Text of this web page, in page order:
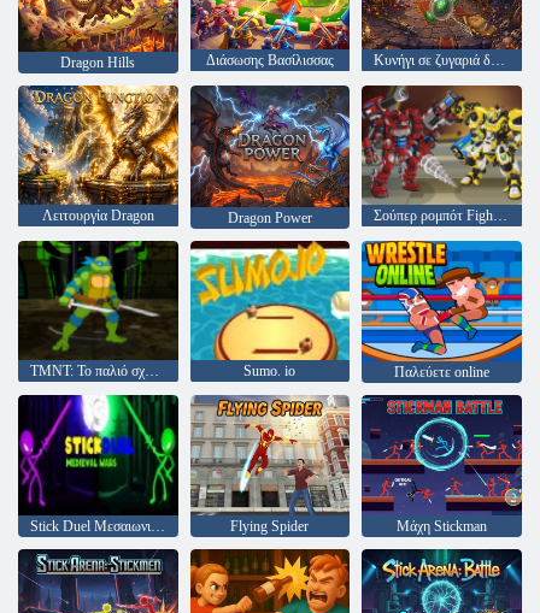
Dragon Hills Διάσωσης Βασίλισσας Κυνήγι σε ζυγαριά δράκου
Λειτουργία Dragon Dragon Power Σούπερ ρομπότ Fighter 2
TMNT: Το παλιό σχολείο του Kickin 'It Sumo. io Παλεύετε online
Stick Duel Μεσαιωνικοί Πόλεμοι Flying Spider Μάχη Stickman